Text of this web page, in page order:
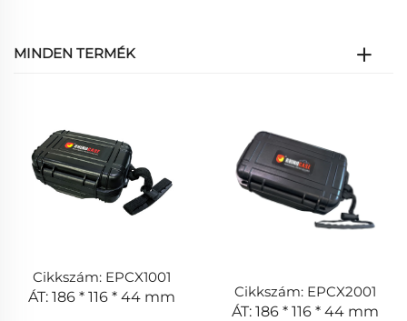
MINDEN TERMÉK
Cikkszám: EPCX1001
ÁT: 186 * 116 * 44 mm
Cikkszám: EPCX2001
ÁT: 186 * 116 * 44 mm